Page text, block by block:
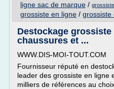
ligne sac de marque /
grossiste en ligne / grossiste
Destockage
chaussures et ...
WWW.DIS-MOI-TOUT.COM
Fournisseur réputé en
leader des grossiste en ligne
milliers de références au